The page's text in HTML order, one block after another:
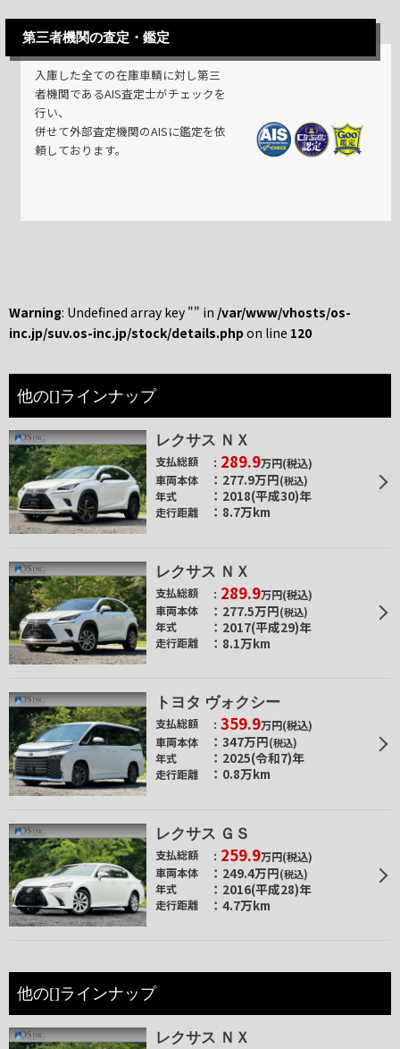
第三者機関の査定・鑑定
入庫した全ての在庫車輌に対し第三
者機関であるAIS査定士がチェックを
行い、
併せて外部査定機関のAISに鑑定を依
頼しております。
Warning: Undefined array key "" in /var/www/vhosts/os-
inc.jp/suv.os-inc.jp/stock/details.php on line 120
他の[]ラインナップ
レクサス ＮＸ
支払総額 289.9万円(税込)
車両本体
277.9万円(税込)
年式 2018(平成30)年
走行距離 8.7万km
レクサス ＮＸ
支払総額 289.9万円(税込)
車両本体
277.5万円(税込)
年式 2017(平成29)年
走行距離 8.1万km
トヨタ ヴォクシー
支払総額 359.9万円(税込)
車両本体
347万円(税込)
年式 2025(令和7)年
走行距離 0.8万km
レクサス ＧＳ
支払総額 259.9万円(税込)
車両本体
249.4万円(税込)
年式 2016(平成28)年
走行距離 4.7万km
他の[]ラインナップ
レクサス ＮＸ